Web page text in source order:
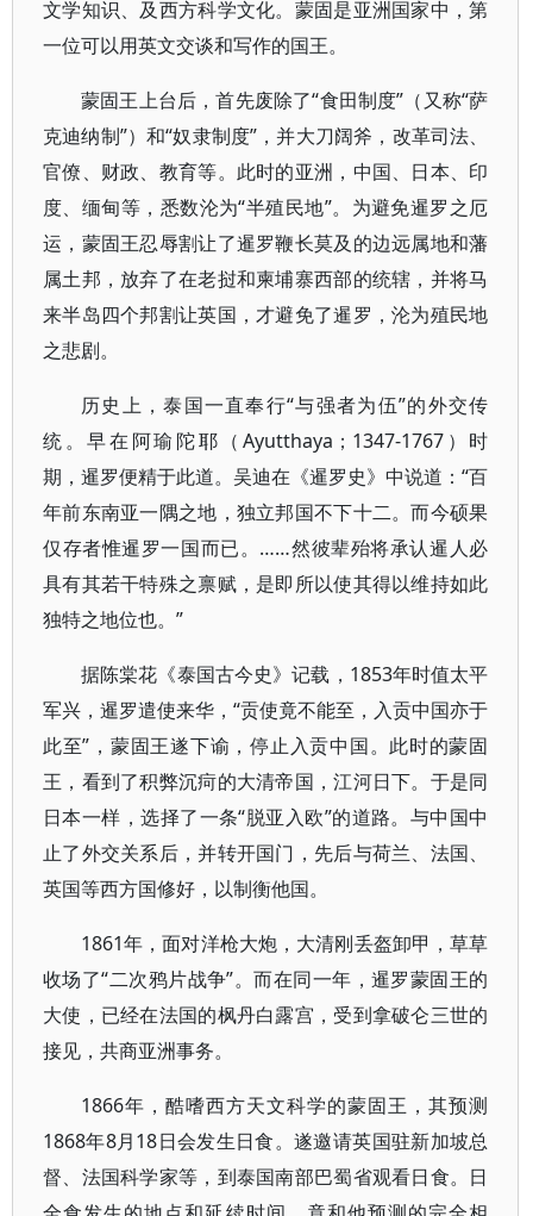
文学知识、及西方科学文化。蒙固是亚洲国家中，第
一位可以用英文交谈和写作的国王。
蒙固王上台后，首先废除了“食田制度”（又称“萨
克迪纳制”）和“奴隶制度”，并大刀阔斧，改革司法、
官僚、财政、教育等。此时的亚洲，中国、日本、印
度、缅甸等，悉数沦为“半殖民地”。为避免暹罗之厄
运，蒙固王忍辱割让了暹罗鞭长莫及的边远属地和藩
属土邦，放弃了在老挝和柬埔寨西部的统辖，并将马
来半岛四个邦割让英国，才避免了暹罗，沦为殖民地
之悲剧。
历史上，泰国一直奉行“与强者为伍”的外交传
统。早在阿瑜陀耶（Ayutthaya；1347-1767）时
期，暹罗便精于此道。吴迪在《暹罗史》中说道：“百
年前东南亚一隅之地，独立邦国不下十二。而今硕果
仅存者惟暹罗一国而已。……然彼辈殆将承认暹人必
具有其若干特殊之禀赋，是即所以使其得以维持如此
独特之地位也。”
据陈棠花《泰国古今史》记载，1853年时值太平
军兴，暹罗遣使来华，“贡使竟不能至，入贡中国亦于
此至”，蒙固王遂下谕，停止入贡中国。此时的蒙固
王，看到了积弊沉疴的大清帝国，江河日下。于是同
日本一样，选择了一条“脱亚入欧”的道路。与中国中
止了外交关系后，并转开国门，先后与荷兰、法国、
英国等西方国修好，以制衡他国。
1861年，面对洋枪大炮，大清刚丢盔卸甲，草草
收场了“二次鸦片战争”。而在同一年，暹罗蒙固王的
大使，已经在法国的枫丹白露宫，受到拿破仑三世的
接见，共商亚洲事务。
1866年，酷嗜西方天文科学的蒙固王，其预测
1868年8月18日会发生日食。遂邀请英国驻新加坡总
督、法国科学家等，到泰国南部巴蜀省观看日食。日